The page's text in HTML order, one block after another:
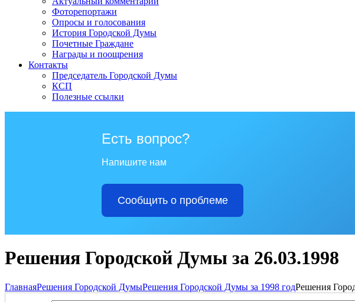
Фоторепортажи
Опросы и голосования
История Городской Думы
Почетные Граждане
Награды и поощрения
Контакты
Председатель Городской Думы
КСП
Полезные ссылки
Есть вопрос?
Напишите нам
Сообщить о проблеме
Решения Городской Думы за 26.03.1998
ГлавнаяРешения Городской ДумыРешения Городской Думы за 1998 годРешения